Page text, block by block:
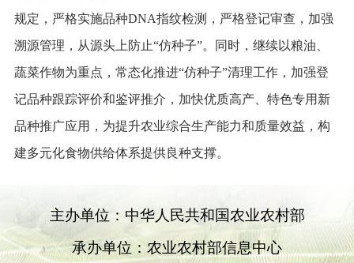
规定， 严格实施品种DNA指纹检测 ，严格登记审查，加强
溯源管理，从源头上防止“仿种子”。 同时，继续以粮油、
蔬菜作物为重点， 常态化推进“仿种子”清理工作，加强登
记品种跟踪评价和鉴评推介，加快优质高产、 特色专用新
品种推广应用 ， 为提升农业综合生产能力和质量效益， 构
建多元化食物供给体系提供良种支撑。
主办单位：中华人民共和国农业农村部
承办单位：农业农村部信息中心